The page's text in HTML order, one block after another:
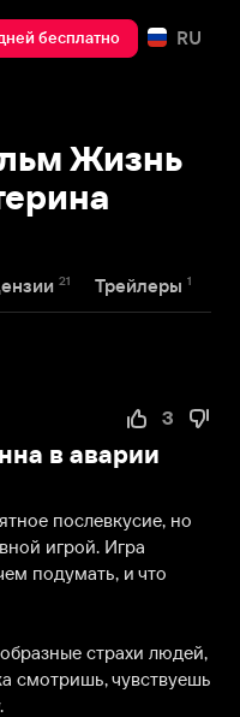
бесплатно RU
Жизнь
21 Трейлеры 1
3
в аварии
послевкусие, но
игрой. Игра
подумать, и что
страхи людей,
смотришь, чувствуешь